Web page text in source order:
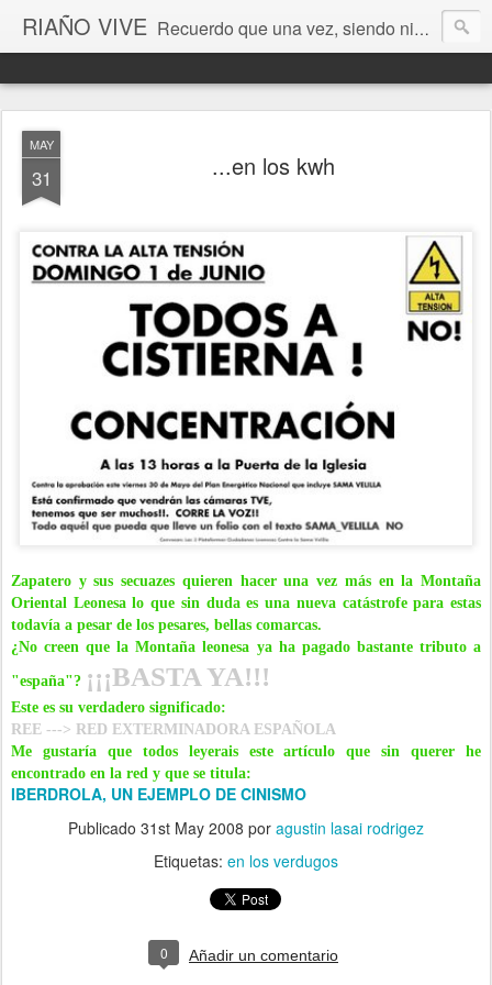
RIAÑO VIVE Recuerdo que una vez, siendo niño, esperé la luna en estos valles de León. Era un pozo de sueños cada instante... (Antonio Colinas) Fotografía de Ordoño Llamas de Juan
MAY
31 ...en los kwh
Zapatero y sus secuazes quieren hacer una vez más en la Montaña
Oriental Leonesa lo que sin duda es una nueva catástrofe para estas
todavía a pesar de los pesares, bellas comarcas.
¿No creen que la Montaña leonesa ya ha pagado bastante tributo a
"españa"? ¡¡¡BASTA YA!!!
Este es su verdadero significado:
REE ---> RED EXTERMINADORA ESPAÑOLA
Me gustaría que todos leyerais este artículo que sin querer he
encontrado en la red y que se titula:
IBERDROLA, UN EJEMPLO DE CINISMO
Publicado 31st May 2008 por agustin lasai rodrigez
Etiquetas: en los verdugos
0 Añadir un comentario